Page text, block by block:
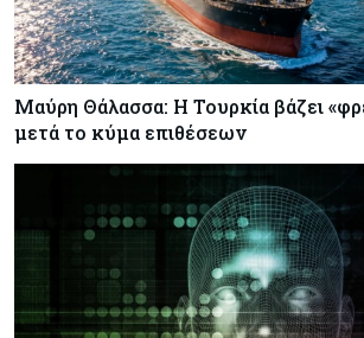
Μαύρη Θάλασσα: Η Τουρκία βάζει
μετά το κύμα επιθέσεων